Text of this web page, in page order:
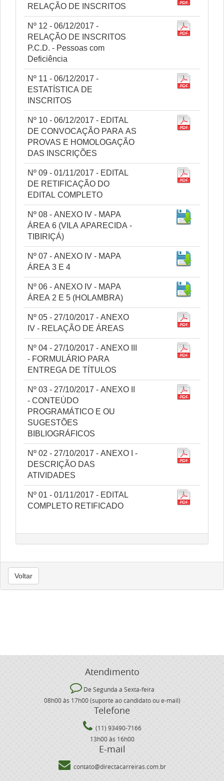
RELAÇÃO DE INSCRITOS
Nº 12 - 06/12/2017 -
RELAÇÃO DE INSCRITOS
P.C.D. - Pessoas com
Deficiência
Nº 11 - 06/12/2017 -
ESTATÍSTICA DE
INSCRITOS
Nº 10 - 06/12/2017 - EDITAL
DE CONVOCAÇÃO PARA AS
PROVAS E HOMOLOGAÇÃO
DAS INSCRIÇÕES
Nº 09 - 01/11/2017 - EDITAL
DE RETIFICAÇÃO DO
EDITAL COMPLETO
Nº 08 - ANEXO IV - MAPA
ÁREA 6 (VILA APARECIDA -
TIBIRIÇÁ)
Nº 07 - ANEXO IV - MAPA
ÁREA 3 E 4
Nº 06 - ANEXO IV - MAPA
ÁREA 2 E 5 (HOLAMBRA)
Nº 05 - 27/10/2017 - ANEXO
IV - RELAÇÃO DE ÁREAS
Nº 04 - 27/10/2017 - ANEXO III
- FORMULÁRIO PARA
ENTREGA DE TÍTULOS
Nº 03 - 27/10/2017 - ANEXO II
- CONTEÚDO
PROGRAMÁTICO E OU
SUGESTÕES
BIBLIOGRÁFICOS
Nº 02 - 27/10/2017 - ANEXO I -
DESCRIÇÃO DAS
ATIVIDADES
Nº 01 - 01/11/2017 - EDITAL
COMPLETO RETIFICADO
Voltar
Atendimento
De Segunda a Sexta-feira
08h00 às 17h00 (suporte ao candidato ou e-mail)
Telefone
(11) 93490-7166
13h00 às 16h00
E-mail
contato@directacarreiras.com.br